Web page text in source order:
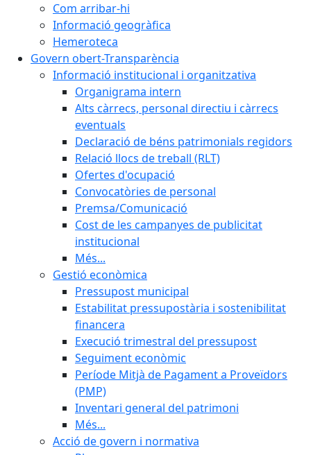
Com arribar-hi
Informació geogràfica
Hemeroteca
Govern obert-Transparència
Informació institucional i organitzativa
Organigrama intern
Alts càrrecs, personal directiu i càrrecs
eventuals
Declaració de béns patrimonials regidors
Relació llocs de treball (RLT)
Ofertes d'ocupació
Convocatòries de personal
Premsa/Comunicació
Cost de les campanyes de publicitat
institucional
Més...
Gestió econòmica
Pressupost municipal
Estabilitat pressupostària i sostenibilitat
financera
Execució trimestral del pressupost
Seguiment econòmic
Període Mitjà de Pagament a Proveïdors
(PMP)
Inventari general del patrimoni
Més...
Acció de govern i normativa